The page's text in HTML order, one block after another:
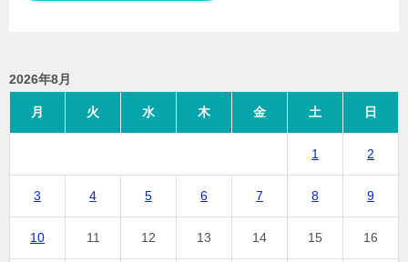
2026年8月
月 火 水 木 金 土 日
1 2
3 4 5 6 7 8 9
10 11 12 13 14 15 16